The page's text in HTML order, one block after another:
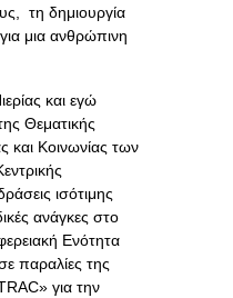
τη δημιουργία
μια ανθρώπινη
και εγώ
Θεματικής
και Κοινωνίας των
ισότιμης
ανάγκες στο
Ενότητα
παραλίες της
για την